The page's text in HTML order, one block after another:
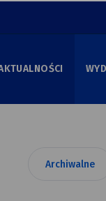
Archiwalne